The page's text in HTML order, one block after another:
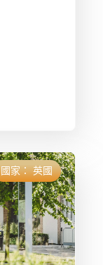
國家： 英國